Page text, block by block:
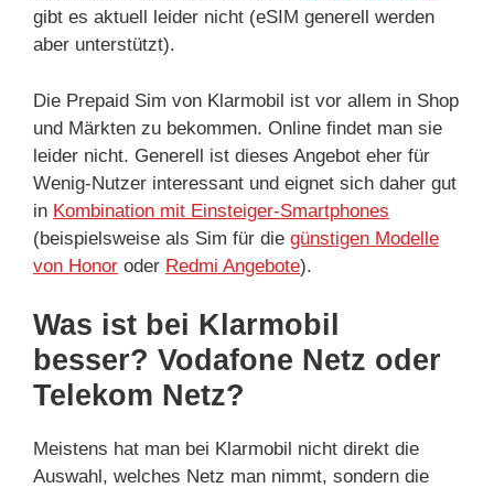
gibt es aktuell leider nicht (eSIM generell werden
aber unterstützt).
Die Prepaid Sim von Klarmobil ist vor allem in Shop
und Märkten zu bekommen. Online findet man sie
leider nicht. Generell ist dieses Angebot eher für
Wenig-Nutzer interessant und eignet sich daher gut
in Kombination mit Einsteiger-Smartphones
(beispielsweise als Sim für die günstigen Modelle
von Honor oder Redmi Angebote).
Was ist bei Klarmobil
besser? Vodafone Netz oder
Telekom Netz?
Meistens hat man bei Klarmobil nicht direkt die
Auswahl, welches Netz man nimmt, sondern die